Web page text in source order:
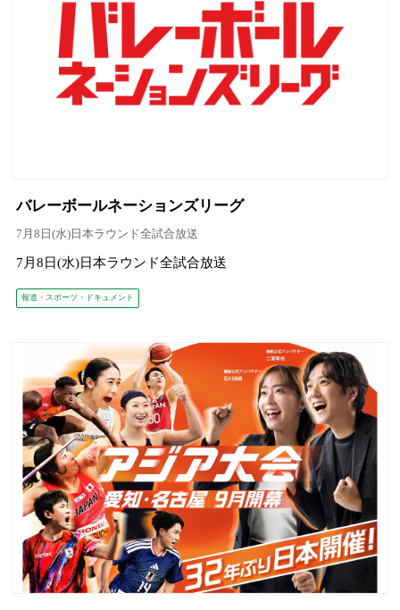
バレーボールネーションズリーグ
7月8日(水)日本ラウンド全試合放送
7月8日(水)日本ラウンド全試合放送
報道・スポーツ・ドキュメント